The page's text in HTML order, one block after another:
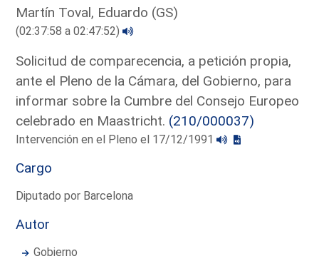
Martín Toval, Eduardo (GS)
(02:37:58 a 02:47:52)
Solicitud de comparecencia, a petición propia,
ante el Pleno de la Cámara, del Gobierno, para
informar sobre la Cumbre del Consejo Europeo
celebrado en Maastricht. (210/000037)
Intervención en el Pleno el 17/12/1991
Cargo
Diputado por Barcelona
Autor
Gobierno